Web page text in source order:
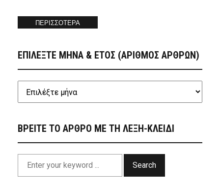
ΠΕΡΙΣΣΟΤΕΡΑ
ΕΠΙΛΕΞΤΕ ΜΗΝΑ & ΕΤΟΣ (ΑΡΙΘΜΟΣ ΑΡΘΡΩΝ)
ΒΡΕΙΤΕ ΤΟ ΑΡΘΡΟ ΜΕ ΤΗ ΛΕΞΗ-ΚΛΕΙΔΙ
Search